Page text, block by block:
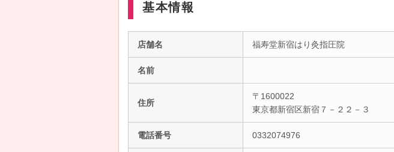
基本情報
店舗名 福寿堂新宿はり灸指圧院
名前
住所
〒1600022
東京都新宿区新宿７－２２－３
電話番号 0332074976